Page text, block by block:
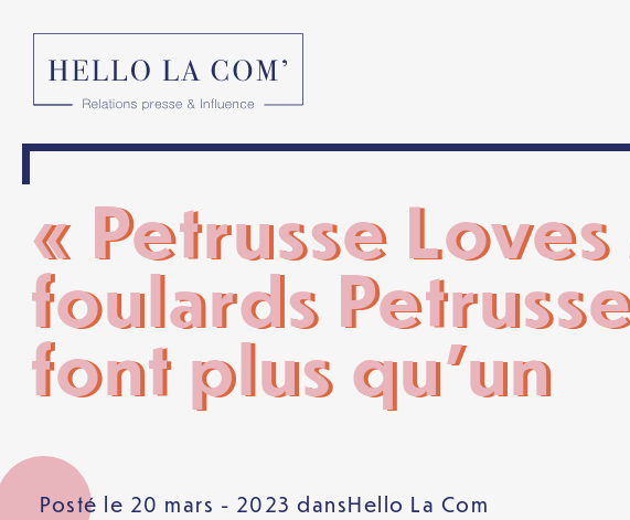
« Petrusse
foulards
font plus qu’un
Posté le 20 mars - 2023 dansHello La Com